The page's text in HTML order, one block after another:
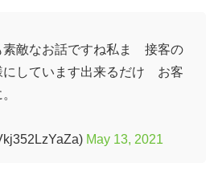
素敵なお話ですね私ま 接客の
しています出来るだけ お客
May 13, 2021